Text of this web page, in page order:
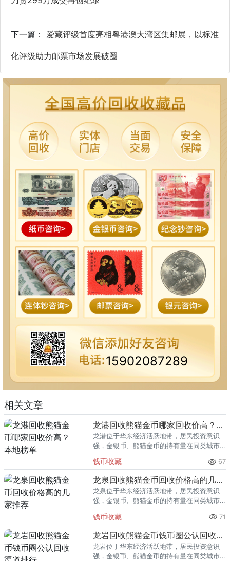
下一篇： 爱藏评级首度亮相粤港澳大湾区集邮展，以标准
化评级助力邮票市场发展破圈
15902087289
相关文章
龙港回收熊猫金币哪家回收价高？本地榜单
龙港位于华东经济活跃地带，居民投资意识
强，金银币、熊猫金币的持有量在同类城市
熊猫金币的需求就明显升温，但鱼龙混杂的
回收渠道里，能精准识别版别溢
钱币收藏 67
龙泉回收熊猫金币回收价格高的几家推荐
龙泉位于华东经济活跃地带，居民投资意识
强，金银币、熊猫金币的持有量在同类城市
熊猫金币的需求就明显升温，但鱼龙混杂的
回收渠道里，能精准识别版别溢
钱币收藏 71
龙岩回收熊猫金币钱币圈公认回收渠道排行
龙岩位于华东经济活跃地带，居民投资意识
强，金银币、熊猫金币的持有量在同类城市